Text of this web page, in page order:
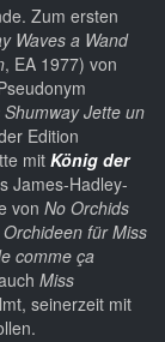
Zum ersten
Waves a Wand
, EA 1977) von
Shumway Jette un
Edition
mit König der
James-Hadley-
von No Orchids
Orchideen für Miss
comme ça
Miss
seinerzeit mit